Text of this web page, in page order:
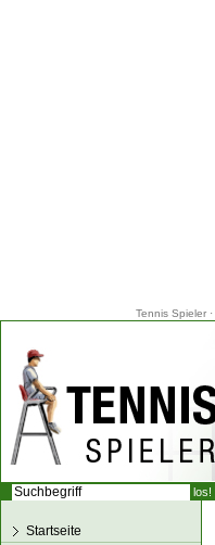
Tennis Spieler·
Startseite
los!